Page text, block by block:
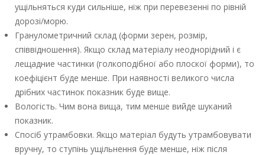
ущільняться куди сильніше, ніж при перевезенні по рівній
дорозі/морю.
Гранулометричний склад (форми зерен, розмір,
співвідношення). Якщо склад матеріалу неоднорідний і є
лещадние частинки (голкоподібної або плоскої форми), то
коефіцієнт буде менше. При наявності великого числа
дрібних частинок показник буде вище.
Вологість. Чим вона вища, тим менше вийде шуканий
показник.
Спосіб утрамбовки. Якщо матеріал будуть утрамбовувати
вручну, то ступінь ущільнення буде менше, ніж після